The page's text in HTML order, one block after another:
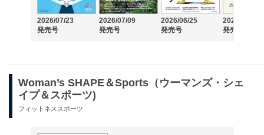
2026/07/23
発売号
2026/07/09
発売号
2026/06/25
発売号
2026/06/11
発売号
Woman’s SHAPE＆Sports（ウーマンズ・シェ
イプ＆スポーツ)
フィットネススポーツ